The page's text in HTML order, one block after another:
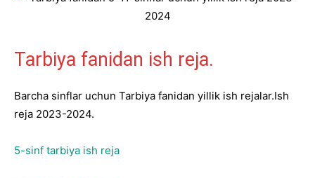
Tarbiya fanidan ish reja.
Barcha sinflar uchun Tarbiya fanidan yillik ish rejalar.Ish
reja 2023-2024.
5-sinf tarbiya ish reja